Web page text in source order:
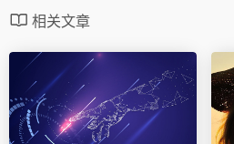
相关文章